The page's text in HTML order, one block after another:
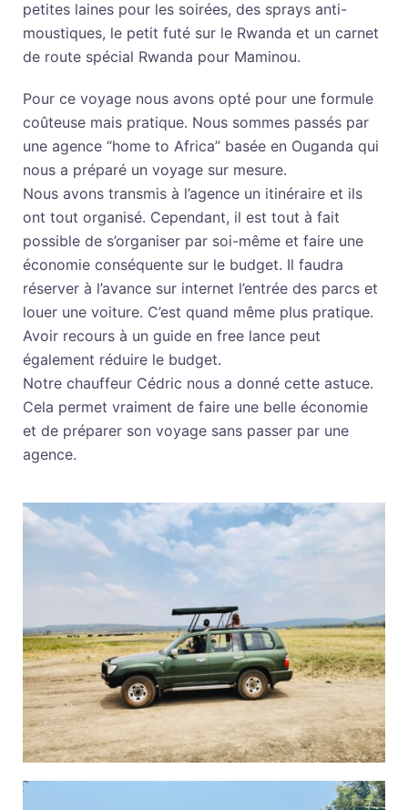
petites laines pour les soirées, des sprays anti-
moustiques, le petit futé sur le Rwanda et un carnet
de route spécial Rwanda pour Maminou.
Pour ce voyage nous avons opté pour une formule
coûteuse mais pratique. Nous sommes passés par
une agence “home to Africa” basée en Ouganda qui
nous a préparé un voyage sur mesure.
Nous avons transmis à l’agence un itinéraire et ils
ont tout organisé. Cependant, il est tout à fait
possible de s’organiser par soi-même et faire une
économie conséquente sur le budget. Il faudra
réserver à l’avance sur internet l’entrée des parcs et
louer une voiture. C’est quand même plus pratique.
Avoir recours à un guide en free lance peut
également réduire le budget.
Notre chauffeur Cédric nous a donné cette astuce.
Cela permet vraiment de faire une belle économie
et de préparer son voyage sans passer par une
agence.